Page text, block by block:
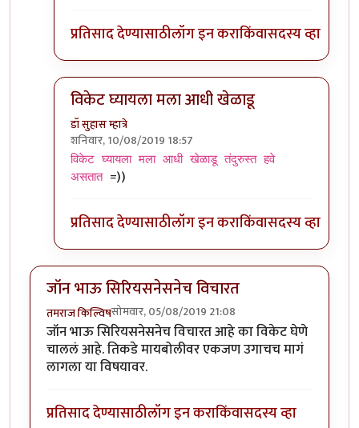
प्रतिसाद देण्यासाठीलॉग इन कराकिंवासदस्य व्हा
विकेट घ्यायला मला आधी खेळाडू
डॉ सुहास म्हात्रे
शनिवार, 10/08/2019 18:57
In reply to कान बंद केल्यावर जर आवाज ऐकू
विकेट घ्यायला मला आधी खेळाडू तंदुरुस्त हवे
असतात =))
प्रतिसाद देण्यासाठीलॉग इन कराकिंवासदस्य व्हा
जॉन भाऊ सिरियसनेसनेच विचारत
तमराज किल्विषसोमवार, 05/08/2019 21:08
जॉन भाऊ सिरियसनेसनेच विचारत आहे का विकेट घेणे
चाललं आहे. तिकडे मायबोलीवर एकजण उगाचच मागं
लागला या विषयावर.
प्रतिसाद देण्यासाठीलॉग इन कराकिंवासदस्य व्हा